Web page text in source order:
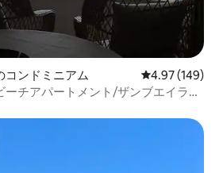
コンドミニアム レビュー149
4.97 (149)
チアパートメント/ザンブエイラ・
です。